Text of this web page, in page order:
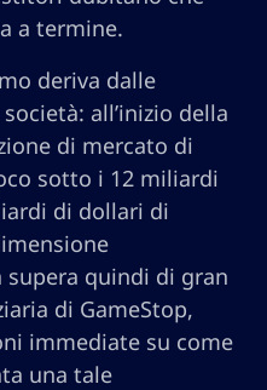
a termine.
deriva dalle
all’inizio della
di mercato di
sotto i 12 miliardi
di dollari di
supera quindi di gran
di GameStop,
immediate su come
una tale